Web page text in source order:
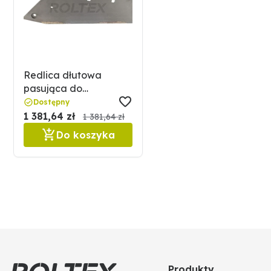
Redlica dłutowa
pasująca do
POTTINGER GRANIT
Heavy Duty 11132554
Dostępny
1 381,64 zł 1 381,64 zł
Do koszyka